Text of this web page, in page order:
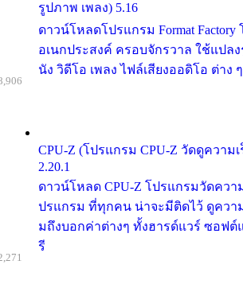
รูปภาพ เพลง) 5.16
ดาวน์โหลดโปรแกรม Format
อเนกประสงค์ ครอบจักรวาล ใช้แปล
นัง วิดีโอ เพลง ไฟล์เสียงออดิโอ ต่าง ๆ
CPU-Z (โปรแกรม CPU-Z วัดดูความ
2.20.1
ดาวน์โหลด CPU-Z โปรแกรมวัดควา
ปรแกรม ที่ทุกคน น่าจะมีติดไว้ ดูความ
มถึงบอกค่าต่างๆ ทั้งฮารด์แวร์ ซอฟต์
รี